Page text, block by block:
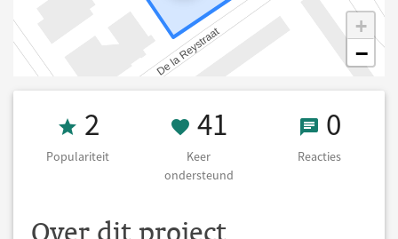
+
−
Populariteit 2
2
Populariteit
41 Keer
41
Keer
ondersteund
0 0
Reacties
Over dit project